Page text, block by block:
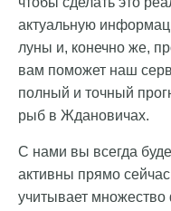
актуальную
луны и, конечно же,
вам поможет наш
полный и точный
рыб в Ждановичах.
С нами вы всегда
активны прямо
учитывает